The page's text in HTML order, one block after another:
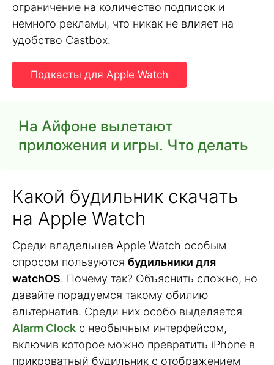
ограничение на количество подписок и
немного рекламы, что никак не влияет на
удобство Castbox.
Подкасты для Apple Watch
На Айфоне вылетают
приложения и игры. Что делать
Какой будильник скачать
на Apple Watch
Среди владельцев Apple Watch особым
спросом пользуются будильники для
watchOS. Почему так? Объяснить сложно, но
давайте порадуемся такому обилию
альтернатив. Среди них особо выделяется
Alarm Clock с необычным интерфейсом,
включив которое можно превратить iPhone в
прикроватный будильник с отображением